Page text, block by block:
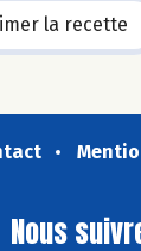
la recette
Nous